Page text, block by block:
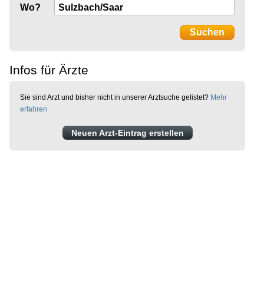
Wo?
Infos für Ärzte
Sie sind Arzt und bisher nicht in unserer Arztsuche gelistet? Mehr
erfahren
Neuen Arzt-Eintrag erstellen